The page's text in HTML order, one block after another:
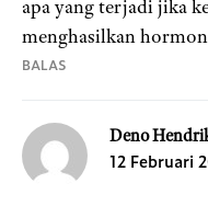
apa yang terjadi jika
menghasilkan
BALAS
Deno
12 Februari